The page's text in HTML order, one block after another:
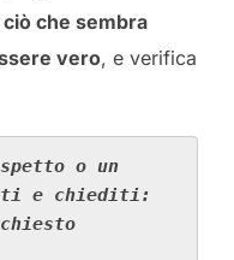
che sembra
vero, e verifica
o un
e chiediti: